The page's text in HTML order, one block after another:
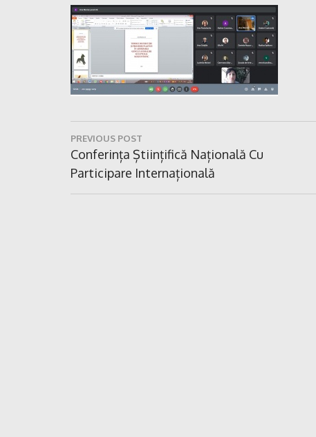
Navigare
în
articole
PREVIOUS POST
Previous
Post:
Conferința Științifică Națională Cu
Participare Internațională